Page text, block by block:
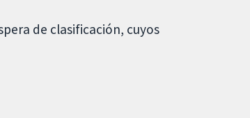
de clasificación, cuyos